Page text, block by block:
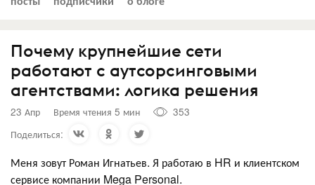
Почему крупнейшие сети
работают с аутсорсинговыми
агентствами: логика решения
23 Апр Время чтения 5 мин
353
Поделиться:
Меня зовут Роман Игнатьев. Я работаю в HR и клиентском
сервисе компании Mega Personal.